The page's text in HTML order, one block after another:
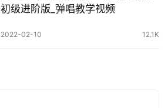
初级进阶版_弹唱教学视频
2022-02-10 12.1K